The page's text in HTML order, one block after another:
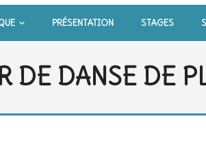
PRÉSENTATION STAGES
DE DANSE DE